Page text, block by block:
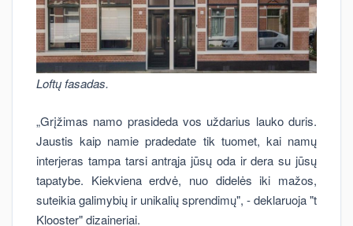
Loftų fasadas.
„Grįžimas namo prasideda vos uždarius lauko duris.
Jaustis kaip namie pradedate tik tuomet, kai namų
interjeras tampa tarsi antrąja jūsų oda ir dera su jūsų
tapatybe. Kiekviena erdvė, nuo didelės iki mažos,
suteikia galimybių ir unikalių sprendimų", - deklaruoja "t
Klooster" dizaineriai.